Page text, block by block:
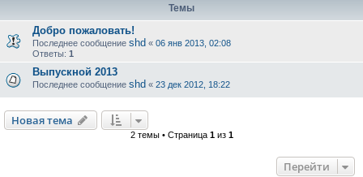
Темы
Добро пожаловать!
Последнее сообщение shd « 06 янв 2013, 02:08
Ответы: 1
Выпускной 2013
Последнее сообщение shd « 23 дек 2012, 18:22
Новая тема
2 темы • Страница 1из 1
Перейти